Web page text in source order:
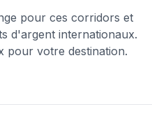
pour ces corridors et
d'argent internationaux.
pour votre destination.